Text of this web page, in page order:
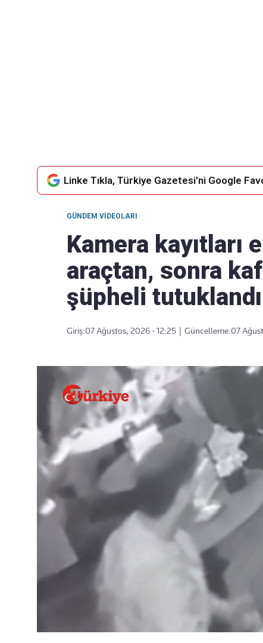
Linke Tıkla, Türkiye Gazetesi'ni Google
GÜNDEM VIDEOLARI
Kamera kayıtları
araçtan, sonra
şüpheli tutuklandı
Giriş:07 Ağustos, 2026 - 12:25 Güncelleme:07